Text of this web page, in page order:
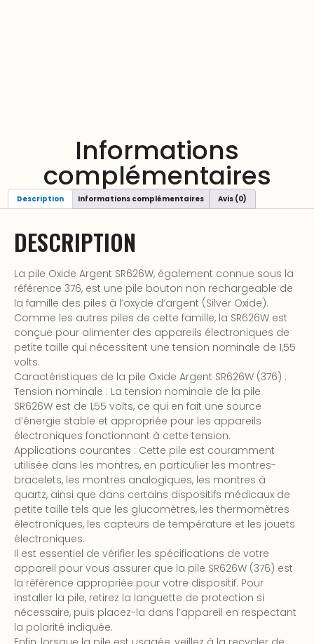
Informations
complémentaires
Description Informations complémentaires Avis (0)
DESCRIPTION
La pile Oxide Argent SR626W, également connue sous la
référence 376, est une pile bouton non rechargeable de
la famille des piles à l’oxyde d’argent (Silver Oxide).
Comme les autres piles de cette famille, la SR626W est
conçue pour alimenter des appareils électroniques de
petite taille qui nécessitent une tension nominale de 1,55
volts.
Caractéristiques de la pile Oxide Argent SR626W (376) :
Tension nominale : La tension nominale de la pile
SR626W est de 1,55 volts, ce qui en fait une source
d’énergie stable et appropriée pour les appareils
électroniques fonctionnant à cette tension.
Applications courantes : Cette pile est couramment
utilisée dans les montres, en particulier les montres-
bracelets, les montres analogiques, les montres à
quartz, ainsi que dans certains dispositifs médicaux de
petite taille tels que les glucomètres, les thermomètres
électroniques, les capteurs de température et les jouets
électroniques.
Il est essentiel de vérifier les spécifications de votre
appareil pour vous assurer que la pile SR626W (376) est
la référence appropriée pour votre dispositif. Pour
installer la pile, retirez la languette de protection si
nécessaire, puis placez-la dans l’appareil en respectant
la polarité indiquée.